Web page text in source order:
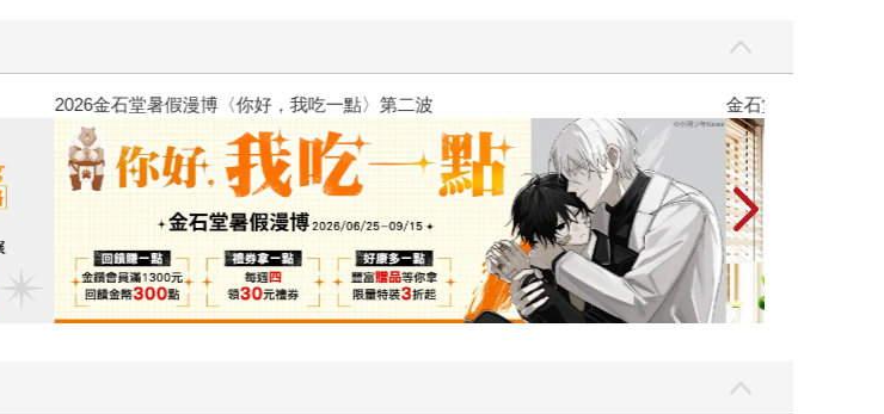
2026金石堂暑假漫博〈你好，我吃一點〉第二波 金石堂2026海